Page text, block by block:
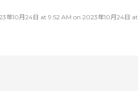
年10月24日 at 9:52 AM on 2023年10月24日 at